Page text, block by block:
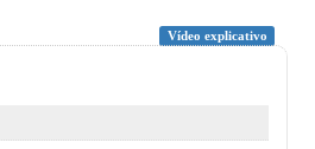
Vídeo explicativo